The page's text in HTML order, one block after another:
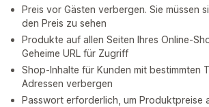
Preis vor Gästen verbergen. Sie müssen
den Preis zu sehen
Produkte auf allen Seiten Ihres Online-
Geheime URL für Zugriff
Shop-Inhalte für Kunden mit bestimmten
Adressen verbergen
Passwort erforderlich, um Produktpreise